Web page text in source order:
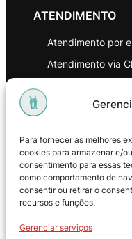
Para fornecer as melhores
cookies para armazenar e/
consentimento para essas
como comportamento de
consentir ou retirar o
recursos e funções.
Gerenciar serviços
ATENDIMENTO
Atendimento por
Atendimento via
Política de
Política de Troca
Política de